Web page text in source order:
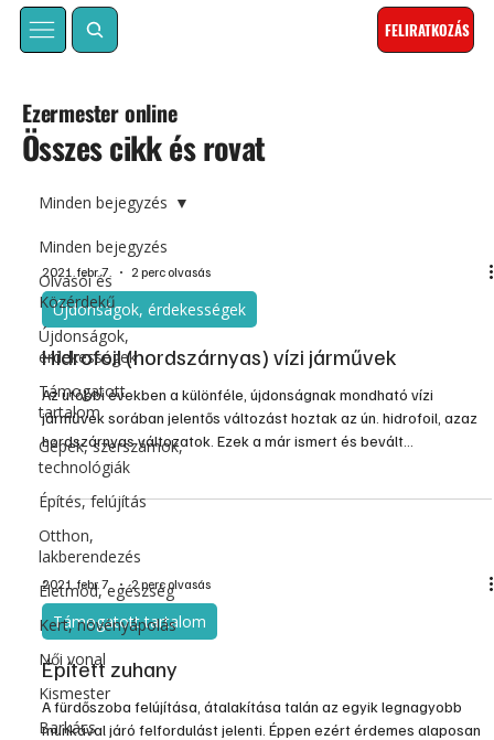
FELIRATKOZÁS
Összes cikk és rovat
Ezermester online
Minden bejegyzés
Olvasói és
Közérdekű
Újdonságok,
érdekességek
Támogatott
tartalom
Gépek, szerszámok,
technológiák
Építés, felújítás
Otthon,
lakberendezés
Életmód, egészség
Kert, növényápolás
Női vonal
Kismester
Barkács
Minden bejegyzés
2021. febr. 7. 2 perc olvasás
Újdonságok, érdekességek
Hidrofoil (hordszárnyas) vízi járművek
Az utóbbi években a különféle, újdonságnak mondható vízi
járművek sorában jelentős változást hoztak az ún. hidrofoil, azaz
hordszárnyas változatok. Ezek a már ismert és bevált
szárnyashajók alapján kifejlesztett, speciális szárnyakkal
sebességük.
2021. febr. 7. 2 perc olvasás
Támogatott tartalom
Épített zuhany
A fürdőszoba felújítása, átalakítása talán az egyik legnagyobb
munkával járó felfordulást jelenti. Éppen ezért érdemes alaposan